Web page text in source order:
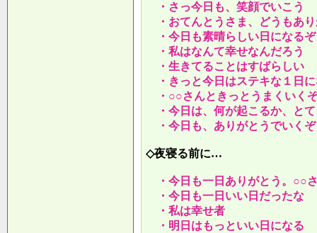
・さっ今日も、笑顔でいこう
・おてんとうさま、どうもあ
・今日も素晴らしい日になるぞ
・私はなんて幸せなんだろう
・生きてることはすばらしい
・きっと今日はステキな１日
・○○さんときっとうまくいく
・今日は、何が起こるか、と
・今日も、ありがとうでいくぞ
◇夜寝る前に…
・今日も一日ありがとう。○○
・今日も一日いい日だったな
・私は幸せ者
・明日はもっといい日になる